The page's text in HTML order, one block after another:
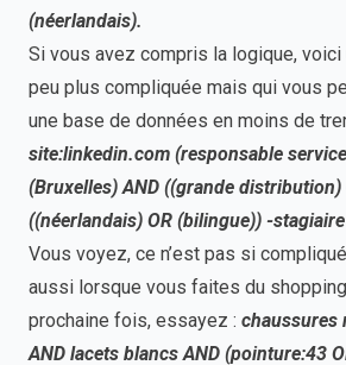
(néerlandais).
Si vous avez compris la logique, voici
peu plus compliquée mais qui vous
une base de données en moins de
site:linkedin.com (responsable
(Bruxelles) AND ((grande distribution)
((néerlandais) OR (bilingue)) -
Vous voyez, ce n’est pas si
aussi lorsque vous faites du
prochaine fois, essayez : chaussures
AND lacets blancs AND (pointure:43